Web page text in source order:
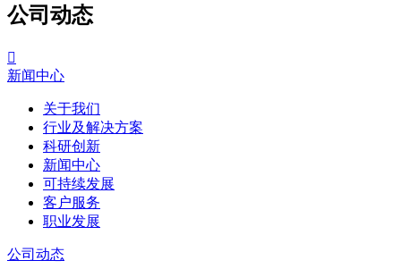
公司动态

新闻中心
关于我们
行业及解决方案
科研创新
新闻中心
可持续发展
客户服务
职业发展
公司动态